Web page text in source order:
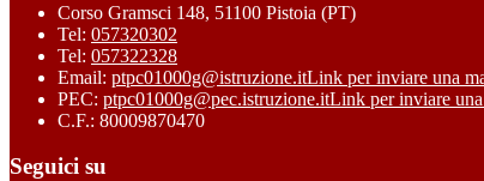
Corso Gramsci 148, 51100 Pistoia (PT)
Tel: 057320302
Tel: 057322328
Email: ptpc01000g@istruzione.itLink per inviare una
PEC: ptpc01000g@pec.istruzione.itLink per inviare
C.F.: 80009870470
Seguici su